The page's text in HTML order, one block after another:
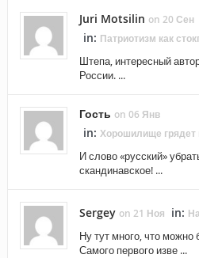
Juri Motsilin on 20 Сен
in: Патриотизм как
Штепа, интересный
России. ...
Гость on 06 Янв
in: Хорошилище грядет
И слово «русский»
скандинавское! ...
Sergey on 21 Ноя in:
Ну тут много, что
Самого первого изве ...